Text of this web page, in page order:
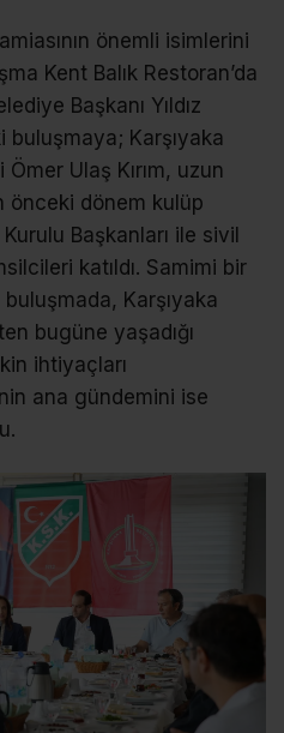
önemli isimlerini
Kent Balık Restoran’da
Başkanı Yıldız
buluşmaya; Karşıyaka
Ulaş Kırım, uzun
önceki dönem kulüp
Başkanları ile sivil
katıldı. Samimi bir
Karşıyaka
bugüne yaşadığı
ihtiyaçları
ana gündemini ise